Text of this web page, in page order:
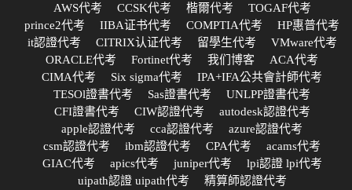
AWS代考
CCSK代考 楷爾代考
TOGAF代考
prince2代考
IIBA证书代考 COMPTIA代考
HP惠普代考
it認證代考
CITRIX认证代考 留學生代考
VMware代考
ORACLE代考
Fortinet代考 我们博客
ACA代考
CIMA代考
Six sigma代考
IPA+IFA公共會計師代考
TESOl證書代考
Sas證書代考
UNLPP證書代考
CFI證書代考
CIW認證代考
autodesk認證代考
apple認證代考
cca認證代考
azure認證代考
csm認證代考
ibm認證代考 CPA代考
acams代考
GIAC代考
apics代考 juniper代考
lpi認證 lpi代考
uipath認證 uipath代考
精算師認證代考